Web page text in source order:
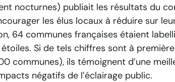
nocturnes) publiait les résultats du
les élus locaux à réduire sur
64 communes françaises étaient
Si de tels chiffres sont à
communes), ils témoignent d’une
négatifs de l’éclairage public.